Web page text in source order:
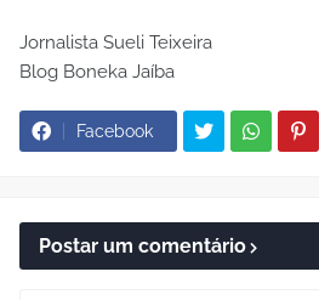
Jornalista Sueli Teixeira
Blog Boneka Jaíba
Facebook
Postar um comentário